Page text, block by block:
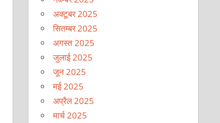
अक्टूबर 2025
सितम्बर 2025
अगस्त 2025
जुलाई 2025
जून 2025
मई 2025
अप्रैल 2025
मार्च 2025